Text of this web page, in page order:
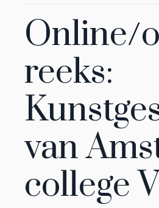
Online/
reeks:
van
college